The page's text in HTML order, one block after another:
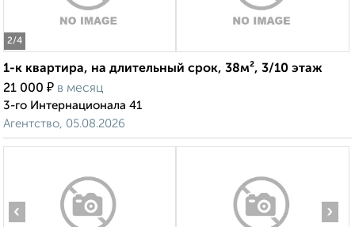
2/4
1-к квартира, на длительный срок, 38м², 3/10 этаж
21 000 ₽ в месяц
3-го Интернационала 41
Агентство, 05.08.2026
‹ ›